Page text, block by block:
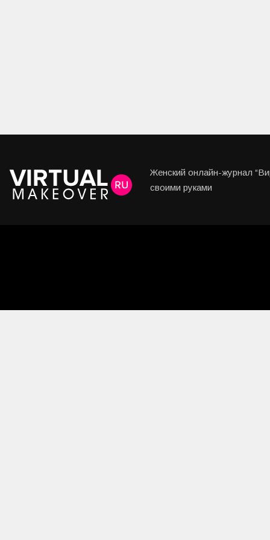
Женский онлайн-журнал
своими руками